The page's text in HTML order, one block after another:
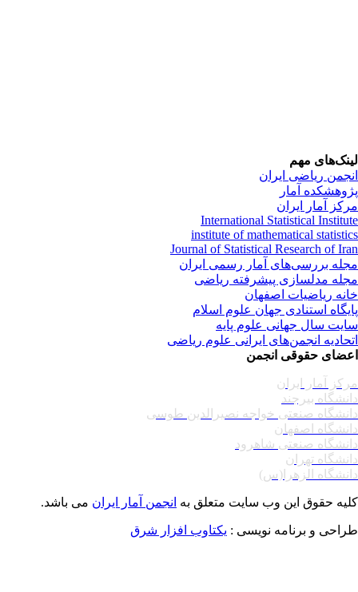
مهم
ریاضی ایران
آمار
آمار ایران
International Statistical
institute of mathematical
Journal of Statistical Research of
بررسی‌های آمار رسمی ایران
مدلسازی پیشرفته ریاضی
ریاضیات اصفهان
استنادی جهان علوم اسلام
سال جهانی علوم پایه
انجمن‌های ایرانی علوم ریاضی
حقوقی انجمن
آمار ایران
بیرجند
صنعتی خواجه نصیرالدین طوسی
اصفهان
صنعتی شاهرود
تهران
الزهرا(س)
حقوق این وب سایت متعلق بهانجمن آمار ایرانمی باشد.
و برنامه نویسی : یکتاوب افزار شرق